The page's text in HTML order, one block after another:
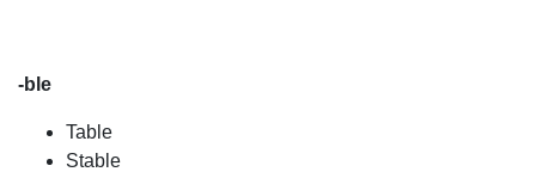
-ble
Table
Stable